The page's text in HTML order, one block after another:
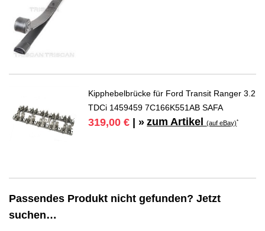
Kipphebelbrücke für Ford Transit Ranger 3.2
TDCi 1459459 7C166K551AB SAFA
319,00 € | » zum Artikel(auf eBay)*
Passendes Produkt nicht gefunden? Jetzt
suchen…